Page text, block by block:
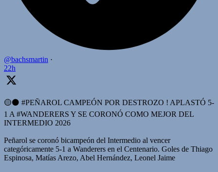
@bachsmartin ·
22h
🟡⚫️ #PEÑAROL CAMPEÓN POR DESTROZO ! APLASTÓ 5-
1 A #WANDERERS Y SE CORONÓ COMO MEJOR DEL
INTERMEDIO 2026
Peñarol se coronó bicampeón del Intermedio al vencer
categóricamente 5-1 a Wanderers en el Centenario. Goles de Thiago
Espinosa, Matías Arezo, Abel Hernández, Leonel Jaime